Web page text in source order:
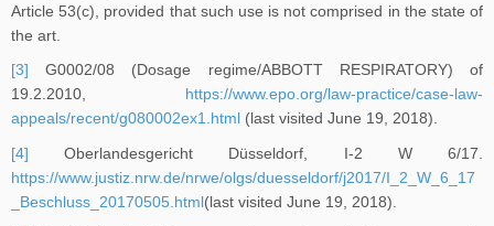
Article 53(c), provided that such use is not comprised in the state of
the art.
[3] G0002/08 (Dosage regime/ABBOTT RESPIRATORY) of
19.2.2010, https://www.epo.org/law-practice/case-law-
appeals/recent/g080002ex1.html (last visited June 19, 2018).
[4] Oberlandesgericht Düsseldorf, I-2 W 6/17.
https://www.justiz.nrw.de/nrwe/olgs/duesseldorf/j2017/I_2_W_6_17
_Beschluss_20170505.html(last visited June 19, 2018).